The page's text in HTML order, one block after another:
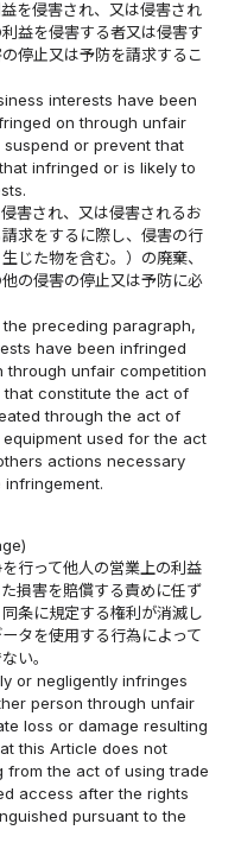
を侵害され、又は侵害され
益を侵害する者又は侵害す
停止又は予防を請求するこ
interests have been
on through unfair
or prevent that
infringed or is likely to
害され、又は侵害されるお
求をするに際し、侵害の行
じた物を含む。）の廃棄、
の侵害の停止又は予防に必
preceding paragraph,
have been infringed
through unfair competition
that constitute the act of
through the act of
used for the act
actions necessary
行って他人の営業上の利益
損害を賠償する責めに任ず
条に規定する権利が消滅し
タを使用する行為によって
い。
or negligently infringes
person through unfair
loss or damage resulting
this Article does not
from the act of using trade
access after the rights
pursuant to the